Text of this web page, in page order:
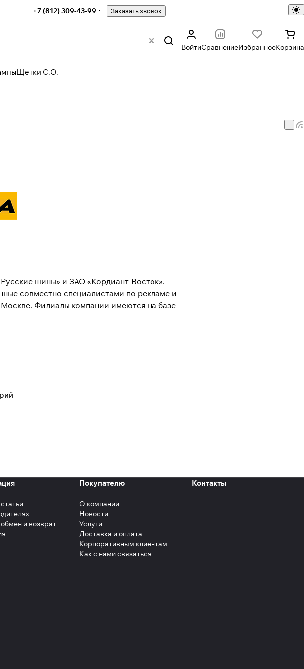
+7 (812) 309-43-99 Заказать звонок
ВойтиСравнениеИзбранноеКорзина
Щетки С.О.
шины» и ЗАО «Кордиант-Восток».
совместно специалистами по рекламе и
Филиалы компании имеются на базе
обмен и возврат
Покупателю
О компании
Новости
Услуги
Доставка и оплата
Корпоративным клиентам
Как с нами связаться
Контакты